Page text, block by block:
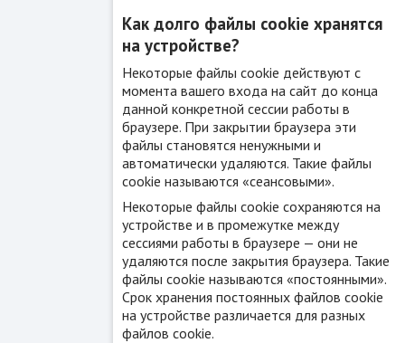
Как долго файлы cookie хранятся
на устройстве?
Некоторые файлы cookie действуют с
момента вашего входа на сайт до конца
данной конкретной сессии работы в
браузере. При закрытии браузера эти
файлы становятся ненужными и
автоматически удаляются. Такие файлы
cookie называются «сеансовыми».
Некоторые файлы cookie сохраняются на
устройстве и в промежутке между
сессиями работы в браузере — они не
удаляются после закрытия браузера. Такие
файлы cookie называются «постоянными».
Срок хранения постоянных файлов cookie
на устройстве различается для разных
файлов cookie.